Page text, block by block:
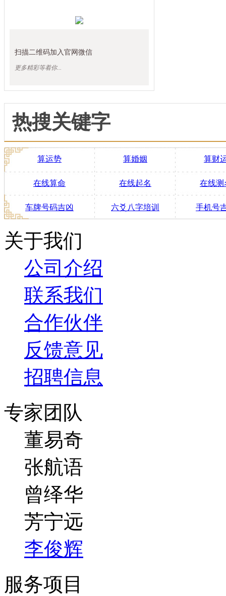
扫描二维码加入官网微信
更多精彩等着你...
热搜关键字
算运势 算婚姻 算财
在线算命 在线起名 在线测
车牌号码吉凶 六爻八字培训 手机号
关于我们
公司介绍
联系我们
合作伙伴
反馈意见
招聘信息
专家团队
董易奇
张航语
曾绎华
芳宁远
李俊辉
服务项目